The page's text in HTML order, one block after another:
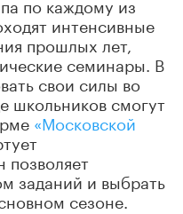
интенсивные
прошлых лет,
семинары. В
свои силы во
школьников смогут
«Московской
позволяет
заданий и выбрать
сезоне.